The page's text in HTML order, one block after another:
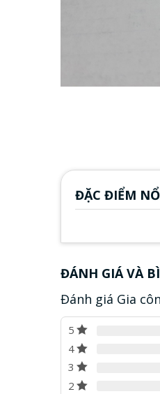
ĐẶC ĐIỂM
ĐÁNH GIÁ VÀ
Đánh giá Gia
5
4
3
2